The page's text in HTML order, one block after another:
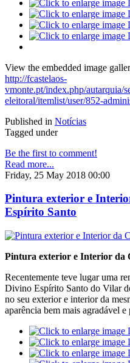
View the embedded image
http://fcastelaos-
vmonte.pt/index.php/autarquia/
eleitoral/itemlist/user/852-
Published in Notícias
Tagged under
Be the first to comment!
Read more...
Friday, 25 May 2018 00:00
Pintura exterior e
Espírito Santo
Pintura exterior e Interior da
Recentemente teve lugar uma
Divino Espírito Santo do Vilar
no seu exterior e interior da
aparência bem mais agradável